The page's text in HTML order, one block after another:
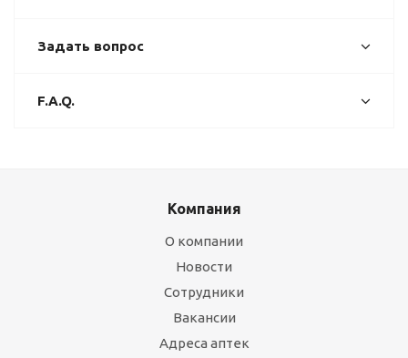
Задать вопрос
F.A.Q.
Компания
О компании
Новости
Сотрудники
Вакансии
Адреса аптек